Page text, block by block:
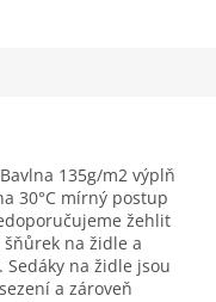
135g/m2 výplň
30°C mírný postup
žehlit
šňůrek na židle a
na židle jsou
a zároveň